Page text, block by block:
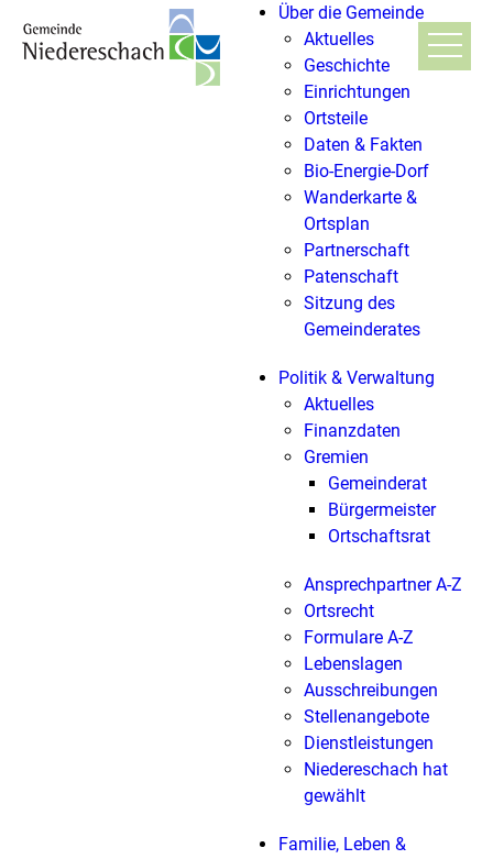
Über die Gemeinde
Aktuelles
Geschichte
Einrichtungen
Ortsteile
Daten & Fakten
Bio-Energie-Dorf
Wanderkarte &
Ortsplan
Partnerschaft
Patenschaft
Sitzung des
Gemeinderates
Politik & Verwaltung
Aktuelles
Finanzdaten
Gremien
Gemeinderat
Bürgermeister
Ortschaftsrat
Ansprechpartner A-Z
Ortsrecht
Formulare A-Z
Lebenslagen
Ausschreibungen
Stellenangebote
Dienstleistungen
Niedereschach hat
gewählt
Familie, Leben &